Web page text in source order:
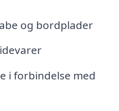
og bordplader
i forbindelse med